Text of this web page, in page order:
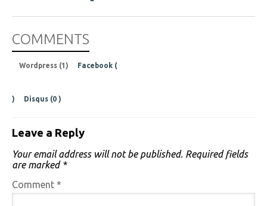
COMMENTS
Wordpress (1) Facebook (
) Disqus (0 )
Leave a Reply
Your email address will not be published. Required fields
are marked *
Comment *